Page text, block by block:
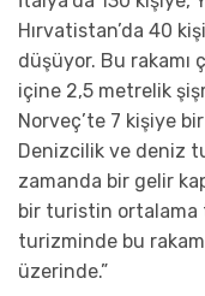
Hırvatistan’da 40
düşüyor. Bu rakamı
içine 2,5 metrelik
Norveç’te 7 kişiye
Denizcilik ve deniz
zamanda bir gelir
bir turistin ortalama
turizminde bu rakam
üzerinde.”